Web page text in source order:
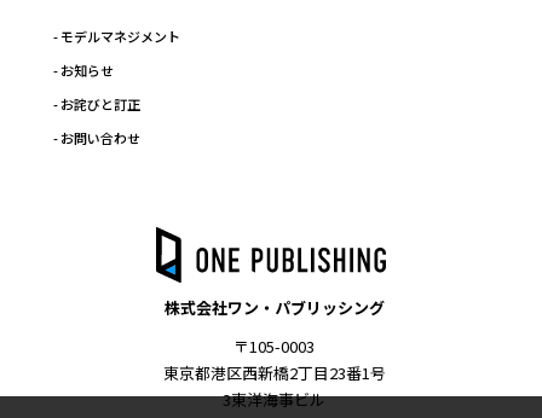
- モデルマネジメント
- お知らせ
- お詫びと訂正
- お問い合わせ
株式会社ワン・パブリッシング
〒105-0003
東京都港区西新橋2丁目23番1号
3東洋海事ビル